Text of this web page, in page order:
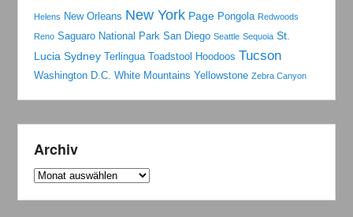
Helens New Orleans New York Page Pongola Redwoods
Reno Saguaro National Park San Diego Seattle Sequoia St.
Lucia Sydney Terlingua Toadstool Hoodoos Tucson
Washington D.C. White Mountains Yellowstone Zebra Canyon
Archiv
Archiv